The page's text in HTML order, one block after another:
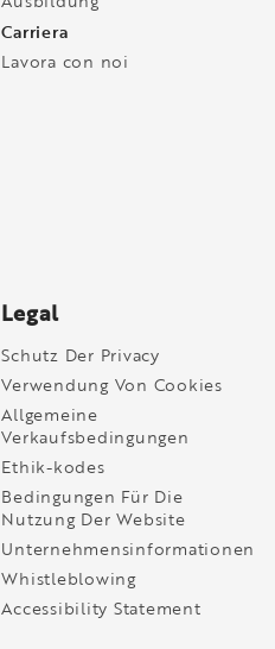
Carriera
Lavora con noi
Legal
Schutz Der Privacy
Verwendung Von Cookies
Allgemeine
Verkaufsbedingungen
Ethik-kodes
Bedingungen Für Die
Nutzung Der Website
Unternehmensinformationen
Whistleblowing
Accessibility Statement